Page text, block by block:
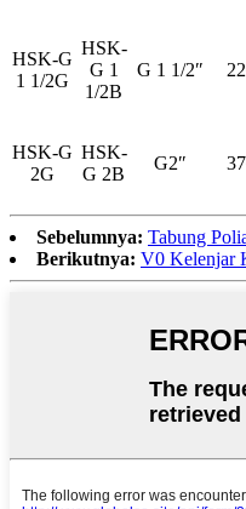
HSK-G
1 1/2G
HSK-
G 1
1/2B
G 1 1/2″
HSK-G
2G
HSK-
G 2B
G2″
Sebelumnya: Tabung
Berikutnya: V0 Kelenjar